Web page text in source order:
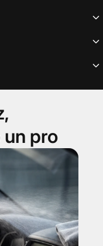
keyboard_arrow_down
keyboard_arrow_down
keyboard_arrow_down
pro